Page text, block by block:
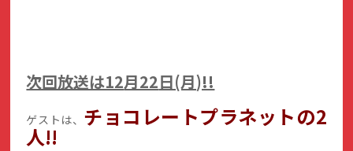
次回放送は12月22日(月)!!
ゲストは、 チョコレートプラネットの2
人!!